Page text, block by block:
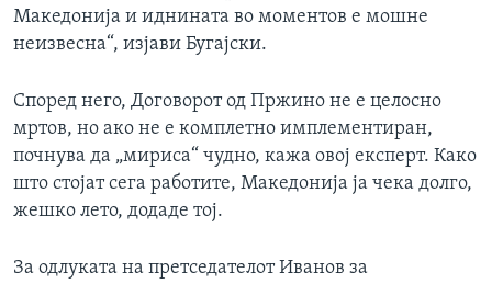
Македонија и иднината во моментов е мошне
неизвесна“, изјави Бугајски.
Според него, Договорот од Пржино не е целосно
мртов, но ако не е комплетно имплементиран,
почнува да „мириса“ чудно, кажа овој експерт. Како
што стојат сега работите, Македонија ја чека долго,
жешко лето, додаде тој.
За одлуката на претседателот Иванов за